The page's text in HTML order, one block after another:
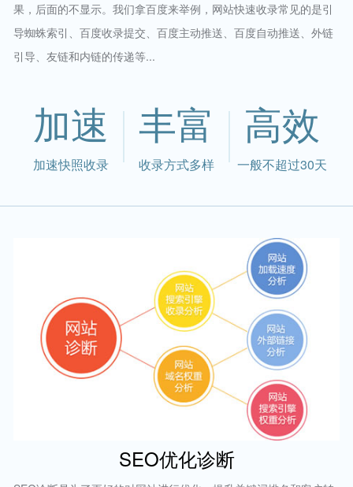
果，后面的不显示。我们拿百度来举例，网站快速收录常见的是引
导蜘蛛索引、百度收录提交、百度主动推送、百度自动推送、外链
引导、友链和内链的传递等...
加速
加速快照收录
丰富
收录方式多样
高效
一般不超过30天
SEO优化诊断